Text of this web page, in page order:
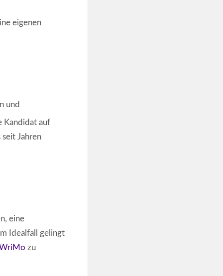
eigenen
und
Kandidat auf
Jahren
eine
Idealfall gelingt
zu